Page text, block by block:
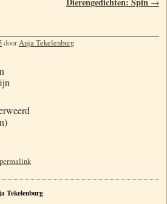
doorAnja Tekelenburg
permalink
Tekelenburg